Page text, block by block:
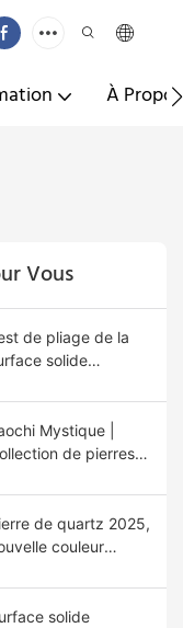
À
Vous
de pliage de la
solide
Mystique |
de pierres
de quartz 2025,
couleur
solide